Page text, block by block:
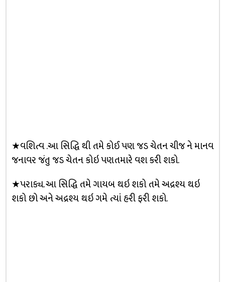
★વશિત્વ .આ સિદ્ધિ થી તમે કોઈ પણ જડ ચેતન ચીજ ને માનવ
જનાવર જંતુ જડ ચેતન કોઇ પણતમારે વશ કરી શકો.
★પરાક્ય. આ સિદ્ધિ તમે ગાયબ થઇ શકો તમે અદ્રશ્ય થઇ
શકો છો અને અદ્રશ્ય થઇ ગમે ત્યાં હરી ફરી શકો.